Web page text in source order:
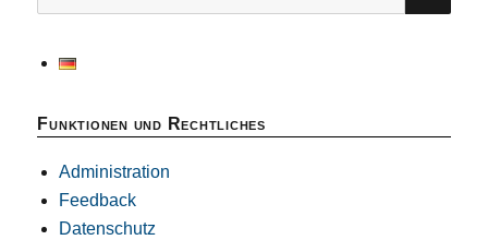
Funktionen und Rechtliches
Administration
Feedback
Datenschutz